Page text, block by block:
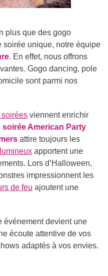
plus que des gogo
soirée unique, notre équipe
. En effet, nous offrons
Gogo dancing, pole
sont parmi nos
viennent enrichir
soirée American Party
attire toujours les
apportent une
Lors d’Halloween,
impressionnent les
de feu ajoutent une
événement devient une
écoute attentive de vos
adaptés à vos envies.